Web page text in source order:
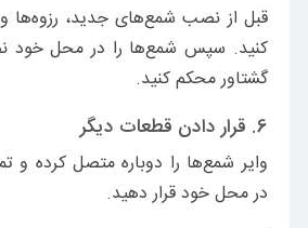
قبل از نصب شمع‌های جدید، رزوه‌ها و
کنید. سپس شمع‌ها را در محل خود
گشتاور محکم کنید.
6. قرار دادن قطعات دیگر
وایر شمع‌ها را دوباره متصل کرده و
در محل خود قرار دهید.